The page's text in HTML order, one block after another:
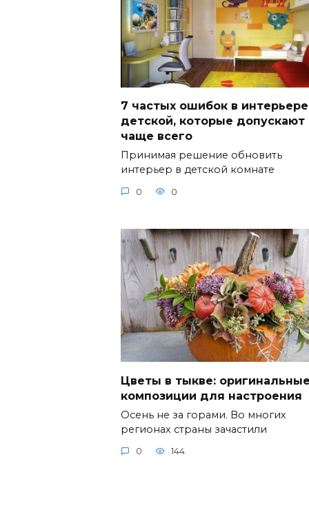
7 частых ошибок в интерьере
детской, которые допускают
чаще всего
Принимая решение обновить
интерьер в детской комнате
0 0
Цветы в тыкве:
композиции для настроения
Осень не за горами. Во многих
регионах страны зачастили
0 144